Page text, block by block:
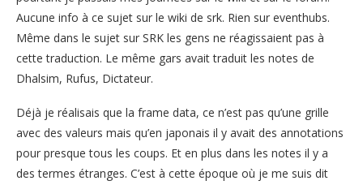
Aucune info à ce sujet sur le wiki de srk. Rien sur eventhubs.
Même dans le sujet sur SRK les gens ne réagissaient pas à
cette traduction. Le même gars avait traduit les notes de
Dhalsim, Rufus, Dictateur.
Déjà je réalisais que la frame data, ce n’est pas qu’une grille
avec des valeurs mais qu’en japonais il y avait des annotations
pour presque tous les coups. Et en plus dans les notes il y a
des termes étranges. C’est à cette époque où je me suis dit